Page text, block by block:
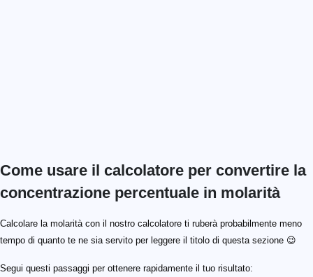
Come usare il calcolatore per convertire la
concentrazione percentuale in molarità
Calcolare la molarità con il nostro calcolatore ti ruberà probabilmente meno
tempo di quanto te ne sia servito per leggere il titolo di questa sezione 😉
Segui questi passaggi per ottenere rapidamente il tuo risultato: